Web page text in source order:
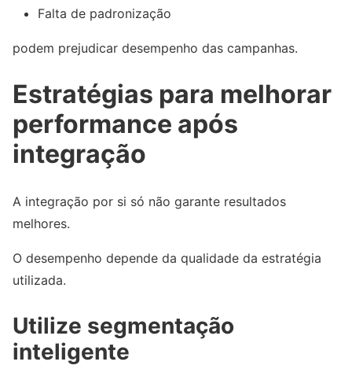
Falta de padronização
podem prejudicar desempenho das campanhas.
Estratégias para melhorar
performance após
integração
A integração por si só não garante resultados
melhores.
O desempenho depende da qualidade da estratégia
utilizada.
Utilize segmentação
inteligente